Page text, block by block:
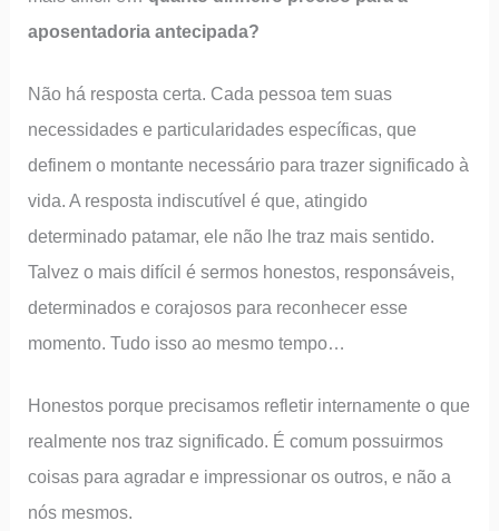
aposentadoria antecipada?
Não há resposta certa. Cada pessoa tem suas
necessidades e particularidades específicas, que
definem o montante necessário para trazer significado à
vida. A resposta indiscutível é que, atingido
determinado patamar, ele não lhe traz mais sentido.
Talvez o mais difícil é sermos honestos, responsáveis,
determinados e corajosos para reconhecer esse
momento. Tudo isso ao mesmo tempo…
Honestos porque precisamos refletir internamente o que
realmente nos traz significado. É comum possuirmos
coisas para agradar e impressionar os outros, e não a
nós mesmos.